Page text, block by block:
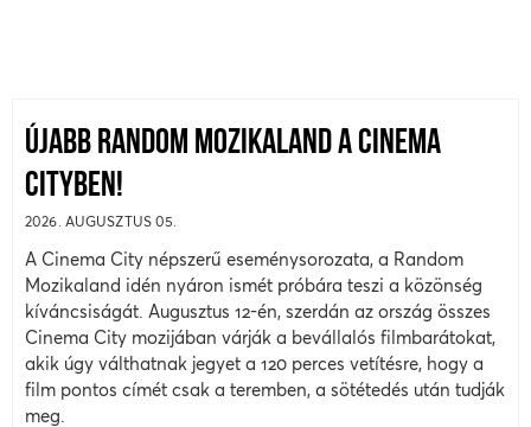
ÚJABB RANDOM MOZIKALAND A CINEMA
CITYBEN!
2026. AUGUSZTUS 05.
A Cinema City népszerű eseménysorozata, a Random
Mozikaland idén nyáron ismét próbára teszi a közönség
kíváncsiságát. Augusztus 12-én, szerdán az ország összes
Cinema City mozijában várják a bevállalós filmbarátokat,
akik úgy válthatnak jegyet a 120 perces vetítésre, hogy a
film pontos címét csak a teremben, a sötétedés után tudják
meg.